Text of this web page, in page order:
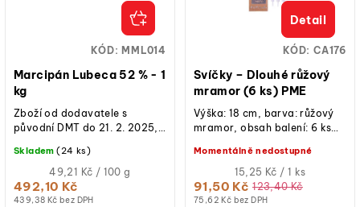
Marcipán Lubeca 52 % - 1
kg
439,38 Kč bez DPH
492,10 Kč
Měrná
cena:
(jednotková
49,21 Kč / 100 g
Skladem (24 ks)
Zboží od dodavatele s
původní DMT do 21. 2. 2025,
trvanlivost prodloužena...
KÓD: MML014
Svíčky – Dlouhé růžový
mramor (6 ks) PME
75,62 Kč bez DPH
91,50 Kč 123,40 Kč
Měrná
cena:
(jednotková
15,25 Kč / 1 ks
Momentálně nedostupné
Detail
Výška: 18 cm, barva: růžový
mramor, obsah balení: 6 ks
ideální pro zdobení dortů k...
KÓD: CA176